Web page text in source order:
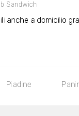
Sandwich
anche a domicilio
Piadine